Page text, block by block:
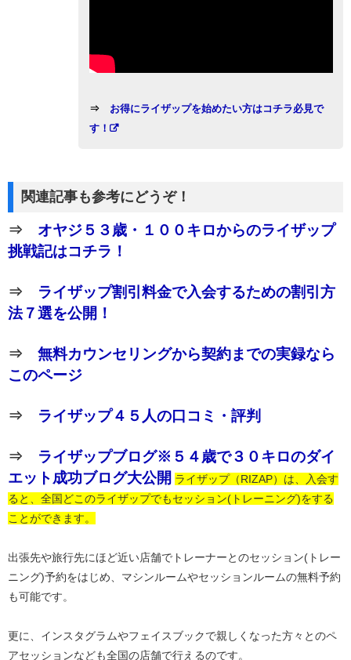
⇒
お得にライザップを始めたい方はコチラ必見で
す！
関連記事も参考にどうぞ！
⇒ オヤジ５３歳・１００キロからのライザップ
挑戦記はコチラ！
⇒ ライザップ割引料金で入会するための割引方
法７選を公開！
⇒ 無料カウンセリングから契約までの実録なら
このページ
⇒ ライザップ４５人の口コミ・評判
⇒ ライザップブログ※５４歳で３０キロのダイ
エット成功ブログ大公開 ライザップ（RIZAP）は、入会す
ると、全国どこのライザップでもセッション(トレーニング)をする
ことができます。
出張先や旅行先にほど近い店舗でトレーナーとのセッション(トレー
ニング)予約をはじめ、マシンルームやセッションルームの無料予約
も可能です。
更に、インスタグラムやフェイスブックで親しくなった方々とのペ
アセッションなども全国の店舗で行えるのです。